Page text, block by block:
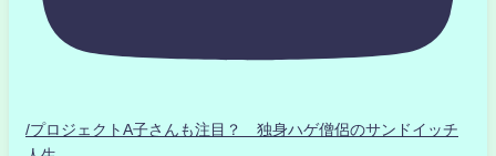
/プロジェクトA子さんも注目？ 独身ハゲ僧侶のサンドイッチ